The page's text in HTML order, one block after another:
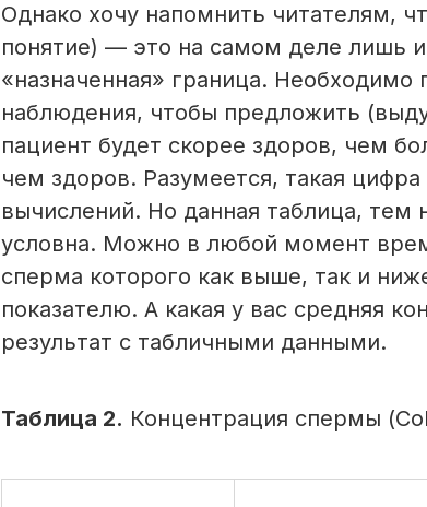
Однако хочу напомнить читателям,
понятие) — это на самом деле лишь
«назначенная» граница. Необходимо
наблюдения, чтобы предложить
пациент будет скорее здоров, чем
чем здоров. Разумеется, такая
вычислений. Но данная таблица,
условна. Можно в любой момент
сперма которого как выше, так и
показателю. А какая у вас средняя
результат с табличными данными.
Таблица 2. Концентрация спермы